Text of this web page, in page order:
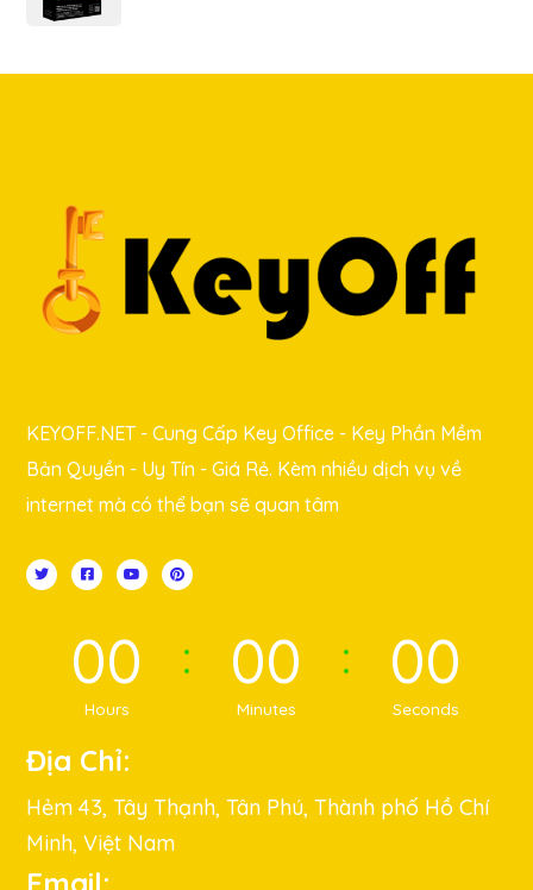
KEYOFF.NET - Cung Cấp Key Office - Key Phần Mềm
Bản Quyền - Uy Tín - Giá Rẻ. Kèm nhiều dịch vụ về
internet mà có thể bạn sẽ quan tâm
00
Hours
00
Minutes
00
Seconds
Địa Chỉ:
Hẻm 43, Tây Thạnh, Tân Phú, Thành phố Hồ Chí
Minh, Việt Nam
Email: